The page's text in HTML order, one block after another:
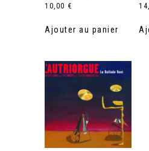
10,00 €
Ajouter au panier